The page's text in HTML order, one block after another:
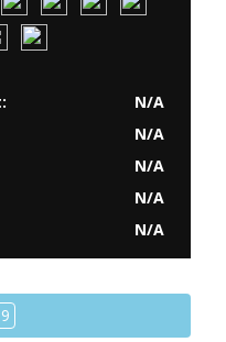
N/A
N/A
N/A
N/A
N/A
9